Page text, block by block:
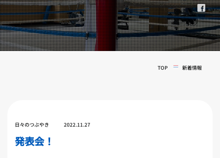
キャンペーン
実戦コース
料金システム
フィットネスコース
TOP 新着情報
日々のつぶやき 2022.11.27
発表会！